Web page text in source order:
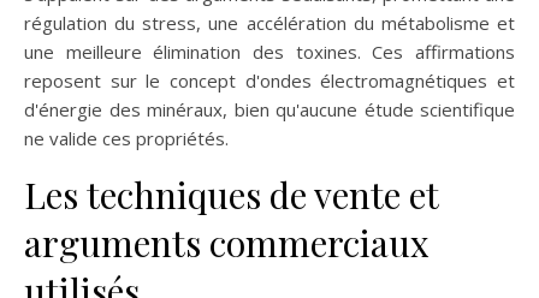
régulation du stress, une accélération du métabolisme et
une meilleure élimination des toxines. Ces affirmations
reposent sur le concept d'ondes électromagnétiques et
d'énergie des minéraux, bien qu'aucune étude scientifique
ne valide ces propriétés.
Les techniques de vente et
arguments commerciaux